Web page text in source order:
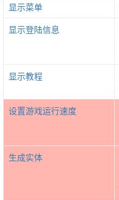
显示菜单
显示登陆信息
显示教程
设置游戏运行速度
生成实体